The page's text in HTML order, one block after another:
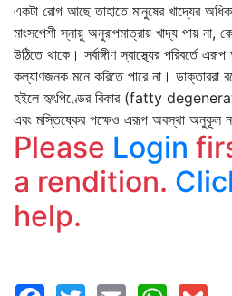
একটা রোগ আছে তাহাতে মানুষের খাদ্যের
মাংসপেশী স্নায়ু অনুরূপমাত্রায় খাদ্য পায় না,
উঠিতে থাকে। সর্বাঙ্গীণ স্বাস্থ্যের পরিবর্তে
কল্যাণজনক মনে করিতে পারে না। ডাক্তাররা
হইলে হৃৎপিণ্ডের বিকার (fatty
এবং মস্তিষ্কের পক্ষেও এরূপ অবস্থা অনুকূল
Please Login
a rendition.
help.